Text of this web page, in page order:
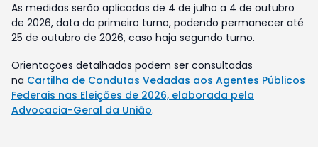
As medidas serão aplicadas de 4 de julho a 4 de outubro
de 2026, data do primeiro turno, podendo permanecer até
25 de outubro de 2026, caso haja segundo turno.
Orientações detalhadas podem ser consultadas
na Cartilha de Condutas Vedadas aos Agentes Públicos
Federais nas Eleições de 2026, elaborada pela
Advocacia-Geral da União.